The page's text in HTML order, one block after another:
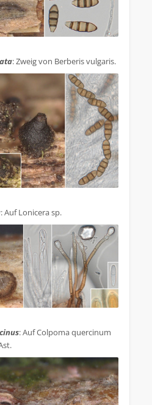
: Zweig von Berberis vulgaris.
: Auf Lonicera sp.
: Auf Colpoma quercinum